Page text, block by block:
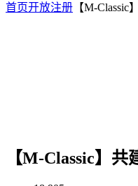
首页开放注册 【M-
【M-Classic】